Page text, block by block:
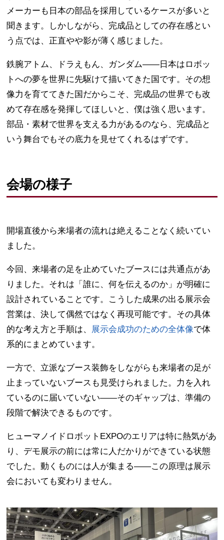
メーカーも日本の部品を採用しているケースが多いと
聞きます。しかしながら、完成品としての存在感とい
う点では、正直やや影が薄く感じました。
鉄腕アトム、ドラえもん、ガンダム——日本はロボッ
トへの夢を世界に先駆けて描いてきた国です。その想
像力を育ててきた国だからこそ、完成品の世界でも改
めて存在感を発揮してほしいと、僕は強く思います。
部品・素材で世界を支える力があるのなら、完成品と
いう舞台でもその底力を見せてくれるはずです。
会場の様子
開場直後から来場者の流れは絶えることなく続いてい
ました。
今回、来場者の足を止めていたブースには共通点があ
りました。それは「誰に、何を伝えるのか」が明確に
設計されていることです。こうした成果の出る展示会
営業は、決して偶然ではなく再現可能です。その具体
的な考え方と手順は、 展示会成功のための全体像で体
系的にまとめています。
一方で、立派なブース装飾をしながらも来場者の足が
止まっていないブースも見受けられました。力を入れ
ているのに届いていない——そのギャップは、準備の
段階で解決できるものです。
ヒューマノイドロボットEXPOのエリアは特に熱気があ
り、デモ展示の前には常に人だかりができている状態
でした。動くものには人が集まる——この原理は展示
会においても変わりません。